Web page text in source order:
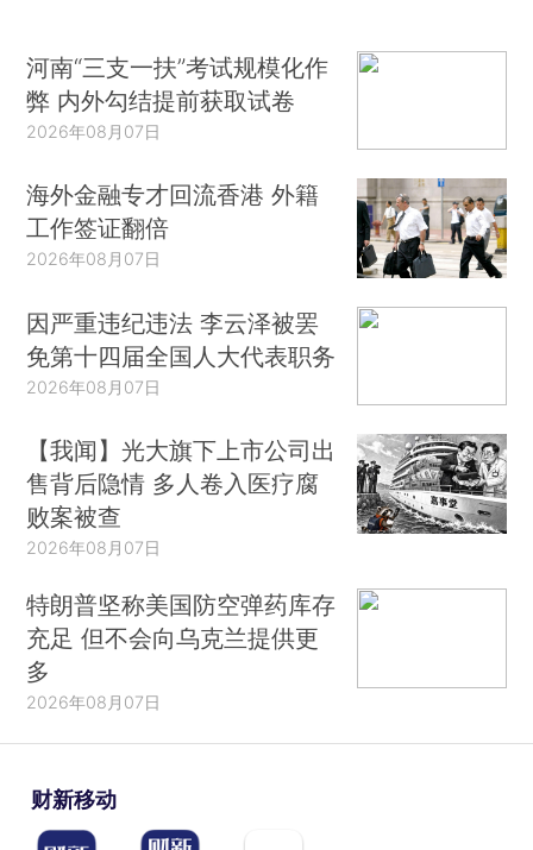
河南“三支一扶”考试规模化作
弊 内外勾结提前获取试卷
2026年08月07日
海外金融专才回流香港 外籍
工作签证翻倍
2026年08月07日
因严重违纪违法 李云泽被罢
免第十四届全国人大代表职务
2026年08月07日
【我闻】光大旗下上市公司出
售背后隐情 多人卷入医疗腐
败案被查
2026年08月07日
特朗普坚称美国防空弹药库存
充足 但不会向乌克兰提供更
多
2026年08月07日
财新移动